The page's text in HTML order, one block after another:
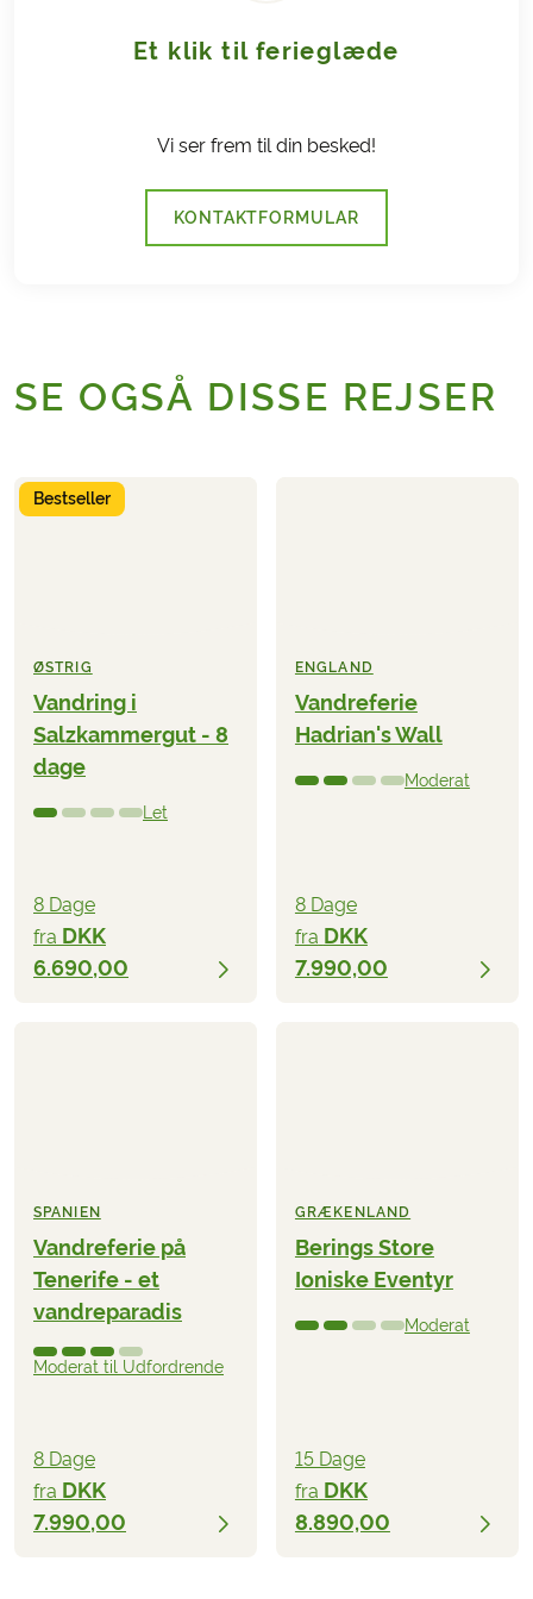
Et klik til ferieglæde
Vi ser frem til din besked!
KONTAKTFORMULAR
SE OGSÅ DISSE REJSER
Bestseller
ØSTRIG
Vandring i
Salzkammergut - 8
dage
Let
8 Dage
fra DKK
6.690,00
ENGLAND
Vandreferie
Hadrian's Wall
Moderat
8 Dage
fra DKK
7.990,00
SPANIEN
Vandreferie på
Tenerife - et
vandreparadis
Moderat til Udfordrende
8 Dage
fra DKK
7.990,00
GRÆKENLAND
Berings Store
Ioniske Eventyr
Moderat
15 Dage
fra DKK
8.890,00